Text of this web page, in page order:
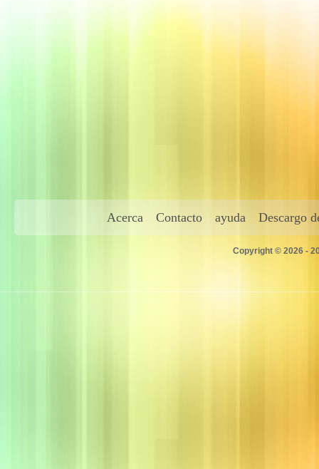
Acerca Contacto ayuda Descargo
Copyright © 2026 -